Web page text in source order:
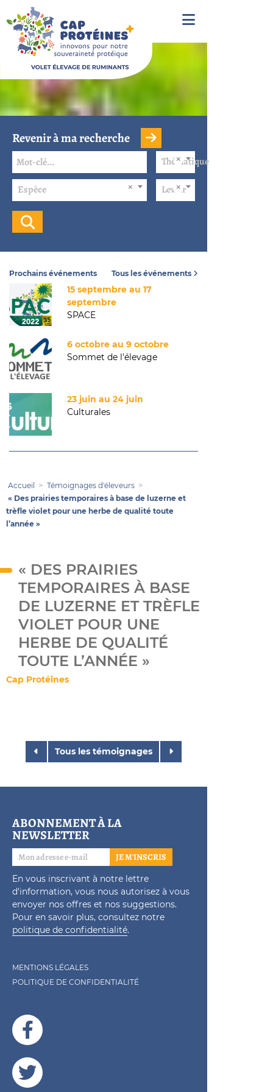
Revenir à ma recherche
Thématique
Espèce Levier
Prochains événements
15 septembre au 17
septembre
SPACE
6 octobre au 9 octobre
Sommet de l'élevage
23 juin au 24 juin
Culturales
Tous les événements
Accueil
Témoignages d'éleveurs
« Des prairies temporaires à base de luzerne et
trèfle violet pour une herbe de qualité toute
l’année »
« DES PRAIRIES
TEMPORAIRES À BASE
DE LUZERNE ET TRÈFLE
VIOLET POUR UNE
HERBE DE QUALITÉ
TOUTE L’ANNÉE »
Cap Protéines
Tous les témoignages
ABONNEMENT À LA
NEWSLETTER
JE M'INSCRIS
En vous inscrivant à notre lettre
d'information, vous nous autorisez à vous
envoyer nos offres et nos suggestions.
Pour en savoir plus, consultez notre
politique de confidentialité.
MENTIONS LÉGALES
POLITIQUE DE CONFIDENTIALITÉ